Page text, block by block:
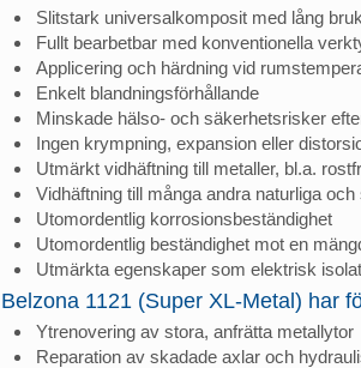
Slitstark universalkomposit med lång
Fullt bearbetbar med konventionella
Applicering och härdning vid
Enkelt blandningsförhållande
Minskade hälso- och säkerhetsrisker
Ingen krympning, expansion eller
Utmärkt vidhäftning till metaller, bl.a.
Vidhäftning till många andra naturliga
Utomordentlig korrosionsbeständighet
Utomordentlig beständighet mot en
Utmärkta egenskaper som elektrisk
Belzona 1121 (Super XL-Metal) har
Ytrenovering av stora, anfrätta metallytor
Reparation av skadade axlar och